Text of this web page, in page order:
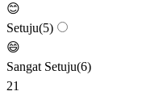
😊
Setuju(5)
😄
Sangat Setuju(6)
21